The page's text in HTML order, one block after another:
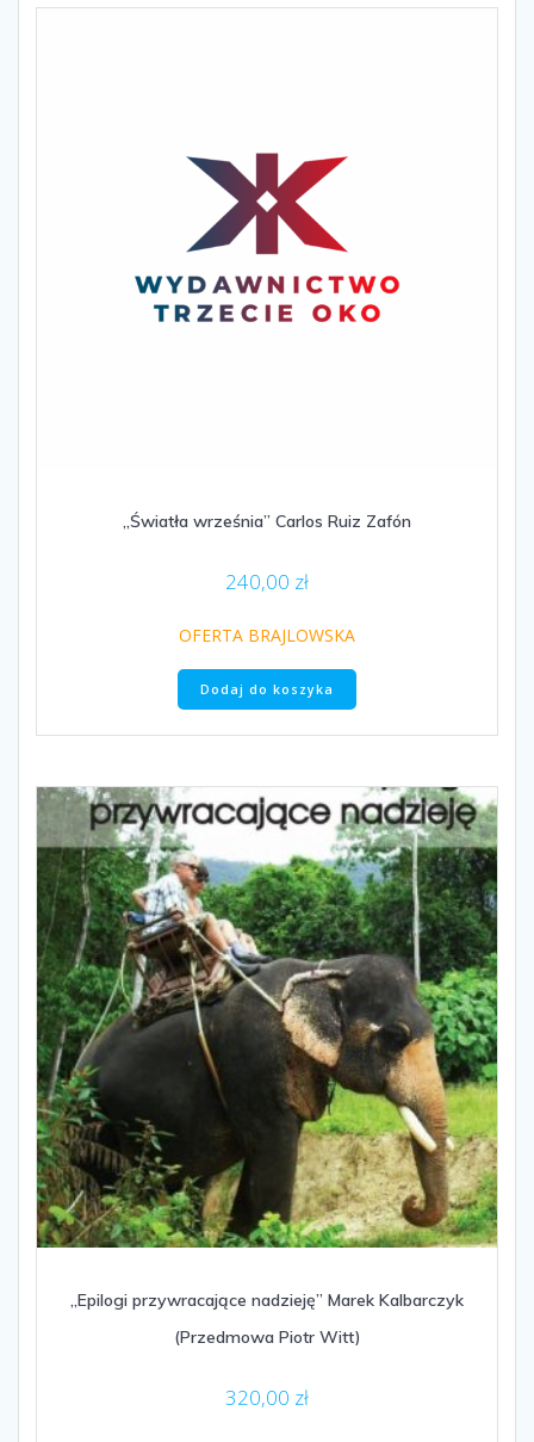
„Światła września” Carlos Ruiz Zafón
240,00 zł
OFERTA BRAJLOWSKA
Dodaj do koszyka
„Epilogi przywracające nadzieję” Marek Kalbarczyk
(Przedmowa Piotr Witt)
320,00 zł